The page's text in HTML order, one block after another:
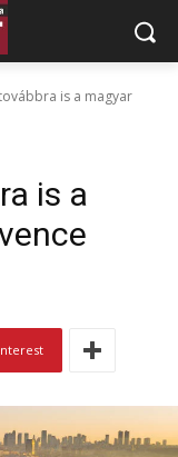
is a magyar
is a